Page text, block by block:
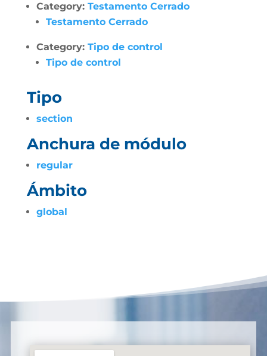
Category: Testamento Cerrado
Testamento Cerrado
Category: Tipo de control
Tipo de control
Tipo
section
Anchura de módulo
regular
Ámbito
global